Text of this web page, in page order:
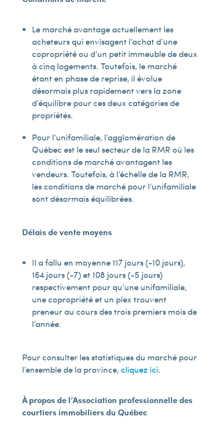
Le marché avantage actuellement les
acheteurs qui envisagent l’achat d’une
copropriété ou d’un petit immeuble de deux
à cinq logements. Toutefois, le marché
étant en phase de reprise, il évolue
désormais plus rapidement vers la zone
d’équilibre pour ces deux catégories de
propriétés.
Pour l’unifamiliale, l’agglomération de
Québec est le seul secteur de la RMR où les
conditions de marché avantagent les
vendeurs. Toutefois, à l’échelle de la RMR,
les conditions de marché pour l’unifamiliale
sont désormais équilibrées.
Délais de vente moyens
Il a fallu en moyenne 117 jours (-10 jours),
164 jours (-7) et 108 jours (-5 jours)
respectivement pour qu’une unifamiliale,
une copropriété et un plex trouvent
preneur au cours des trois premiers mois de
l’année.
Pour consulter les statistiques du marché pour
l’ensemble de la province, cliquez ici.
Àproposde l’Association professionnelle des
courtiers immobiliers du Québec